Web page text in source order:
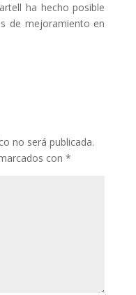
ha hecho posible
de mejoramiento en
no será publicada.
con *